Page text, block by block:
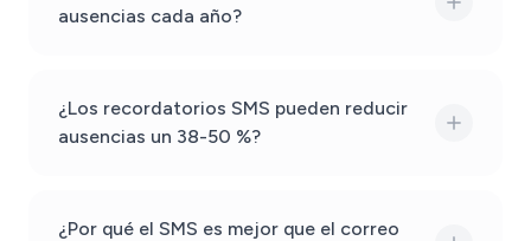
ausencias cada año?
¿Los recordatorios SMS pueden reducir
ausencias un 38-50 %?
¿Por qué el SMS es mejor que el correo